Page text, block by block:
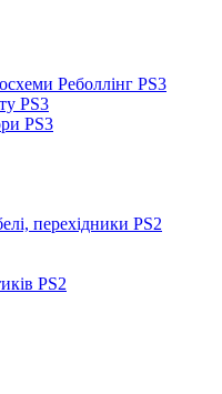
Реболлінг PS3
PS3
PS3
перехідники PS2
PS2